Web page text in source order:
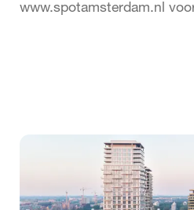
www.spotamsterdam.nl